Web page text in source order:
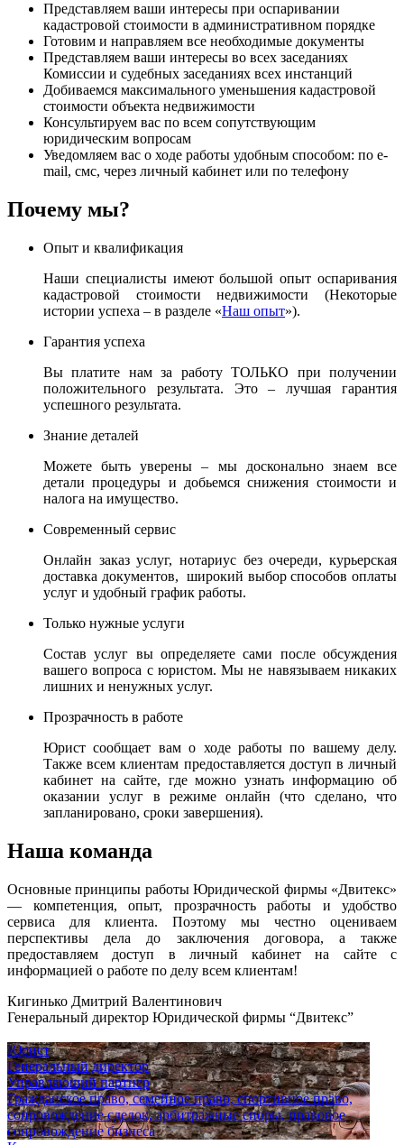
Представляем ваши интересы при оспаривании
кадастровой стоимости в административном порядке
Готовим и направляем все необходимые документы
Представляем ваши интересы во всех заседаниях
Комиссии и судебных заседаниях всех инстанций
Добиваемся максимального уменьшения кадастровой
стоимости объекта недвижимости
Консультируем вас по всем сопутствующим
юридическим вопросам
Уведомляем вас о ходе работы удобным способом: по e-
mail, смс, через личный кабинет или по телефону
Почему мы?
Опыт и квалификация
Наши специалисты имеют большой опыт оспаривания
кадастровой стоимости недвижимости (Некоторые
истории успеха – в разделе «Наш опыт»).
Гарантия успеха
Вы платите нам за работу ТОЛЬКО при получении
положительного результата. Это – лучшая гарантия
успешного результата.
Знание деталей
Можете быть уверены – мы досконально знаем все
детали процедуры и добьемся снижения стоимости и
налога на имущество.
Современный сервис
Онлайн заказ услуг, нотариус без очереди, курьерская
доставка документов, широкий выбор способов оплаты
услуг и удобный график работы.
Только нужные услуги
Состав услуг вы определяете сами после обсуждения
вашего вопроса с юристом. Мы не навязываем никаких
лишних и ненужных услуг.
Прозрачность в работе
Юрист сообщает вам о ходе работы по вашему делу.
Также всем клиентам предоставляется доступ в личный
кабинет на сайте, где можно узнать информацию об
оказании услуг в режиме онлайн (что сделано, что
запланировано, сроки завершения).
Наша команда
Основные принципы работы Юридической фирмы «Двитекс»
— компетенция, опыт, прозрачность работы и удобство
сервиса для клиента. Поэтому мы честно оцениваем
перспективы дела до заключения договора, а также
предоставляем доступ в личный кабинет на сайте с
информацией о работе по делу всем клиентам!
Кигинько Дмитрий Валентинович
Генеральный директор Юридической фирмы “Двитекс”
Юрист
Генеральный директор
Управляющий партнер
Гражданское право, семейное право, спортивное право,
сопровождение сделок, арбитражные споры, правовое
сопровождение бизнеса